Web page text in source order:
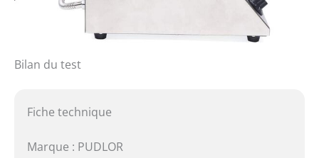
Bilan du test
Fiche technique
Marque : PUDLOR